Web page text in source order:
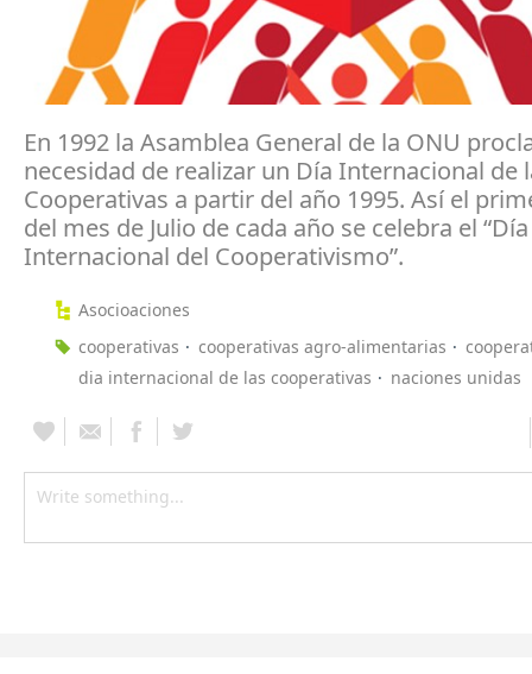
En 1992 la Asamblea General de la ONU
necesidad de realizar un Día Internacional de
Cooperativas a partir del año 1995. Así el
del mes de Julio de cada año se celebra el “Día
Internacional del Cooperativismo”.
Asocioaciones
cooperativas
cooperativas agro-alimentarias
dia internacional de las cooperativas
naciones unidas